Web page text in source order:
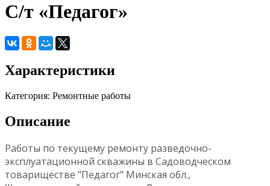
С/т «Педагог»
Характеристики
Категория: Ремонтные работы
Описание
Работы по текущему ремонту разведочно-
эксплуатационной скважины в Садоводческом
товариществе "Педагог" Минская обл.,